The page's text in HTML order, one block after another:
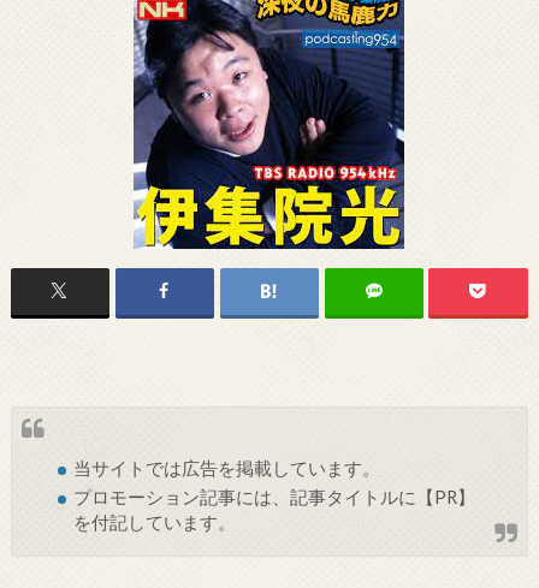
当サイトでは広告を掲載しています。
プロモーション記事には、記事タイトルに【PR】
を付記しています。